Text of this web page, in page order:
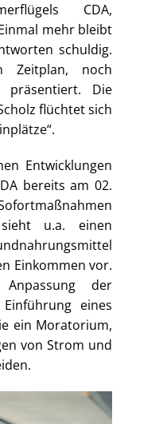
CDA,
mehr bleibt
schuldig.
Zeitplan, noch
präsentiert. Die
flüchtet sich
Entwicklungen
bereits am 02.
u.a. einen
Einkommen vor.
der
eines
ein Moratorium,
von Strom und